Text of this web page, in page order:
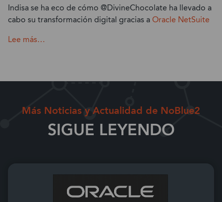
Indisa se ha eco de cómo @DivineChocolate ha llevado a
cabo su transformación digital gracias aOracle NetSuite
Lee más…
Más Noticias y Actualidad de NoBlue2
SIGUE LEYENDO